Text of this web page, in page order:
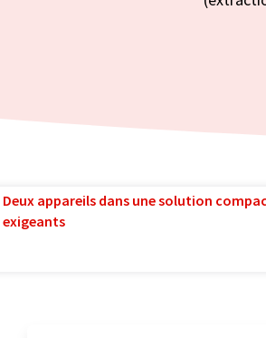
Deux appareils dans une solution
exigeants